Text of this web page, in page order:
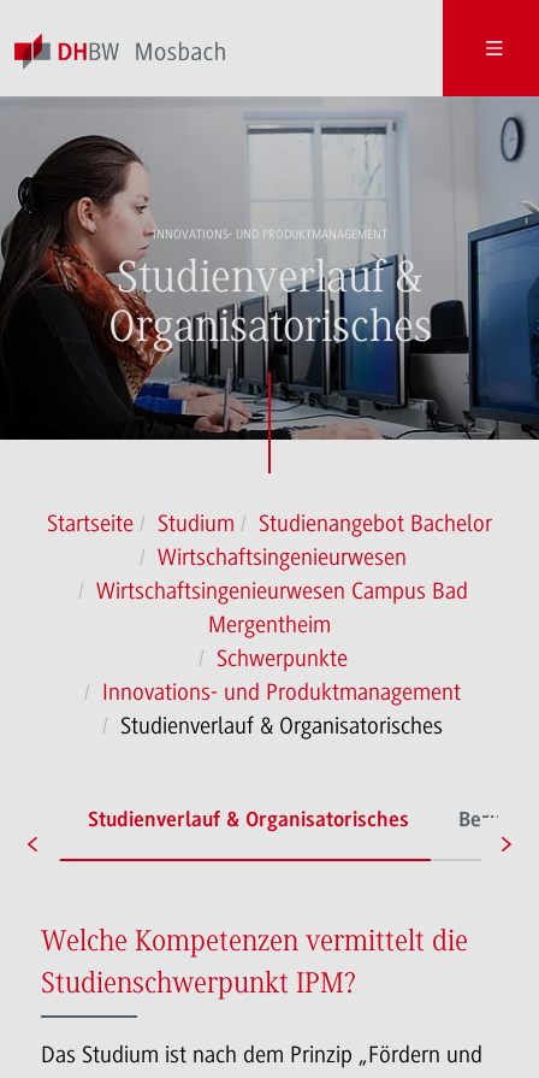
INNOVATIONS- UND PRODUKTMANAGEMENT
Studienverlauf &
Organisatorisches
Startseite Studium
Studienangebot Bachelor
Wirtschaftsingenieurwesen
Wirtschaftsingenieurwesen Campus Bad
Mergentheim
Schwerpunkte
Innovations- und Produktmanagement
Studienverlauf & Organisatorisches
Studienverlauf & Organisatorisches
Welche Kompetenzen vermittelt die
Studienschwerpunkt IPM?
Das Studium ist nach dem Prinzip „Fördern und